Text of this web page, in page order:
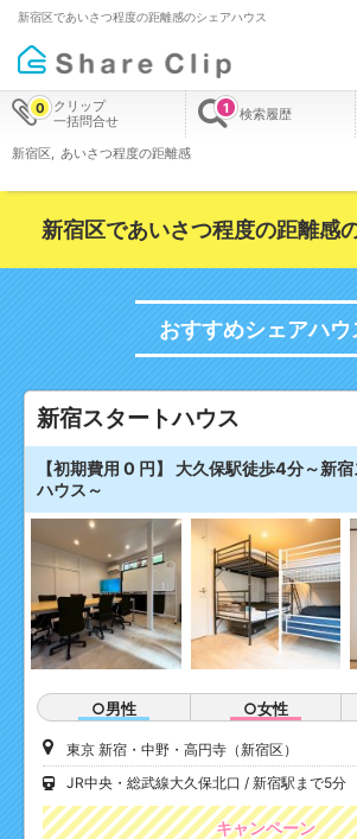
新宿区であいさつ程度の距離感のシェアハウス
クリップ
一括問合せ
0 検索履歴
1
新宿区 あいさつ程度の距離感
新宿区であいさつ程度の距離感
おすすめシェアハウ
新宿スタートハウス
【初期費用 0 円】 大久保駅徒歩4分～新
ハウス～
○男性 ○女性
東京 新宿・中野・高円寺（新宿区）
JR中央・総武線大久保北口
新宿駅まで5分
キャンペーン